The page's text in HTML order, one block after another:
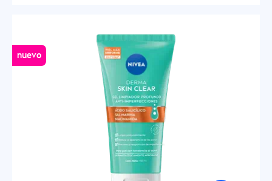
Anti-Wrinkle
Bajo la Ducha
Care & Flavour
nuevo